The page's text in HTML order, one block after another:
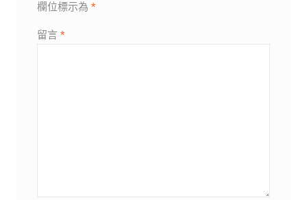
欄位標示為 *
留言 *